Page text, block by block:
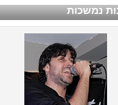
נמשכות